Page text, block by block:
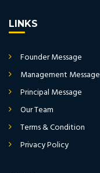
LINKS
Founder Message
Management Message
Principal Message
Our Team
Terms & Condition
Privacy Policy